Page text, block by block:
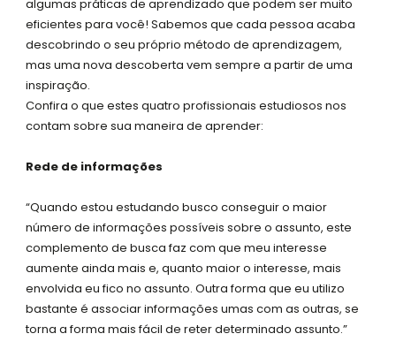
s
q
u
r
e
algumas práticas de aprendizado que podem ser muito
eficientes para você! Sabemos que cada pessoa acaba
descobrindo o seu próprio método de aprendizagem,
mas uma nova descoberta vem sempre a partir de uma
inspiração.
Confira o que estes quatro profissionais estudiosos nos
contam sobre sua maneira de aprender:
Rede de informações
“Quando estou estudando busco conseguir o maior
número de informações possíveis sobre o assunto, este
complemento de busca faz com que meu interesse
aumente ainda mais e, quanto maior o interesse, mais
envolvida eu fico no assunto. Outra forma que eu utilizo
bastante é associar informações umas com as outras, se
torna a forma mais fácil de reter determinado assunto.”